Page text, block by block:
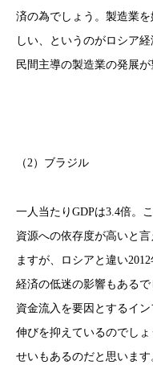
済の為でしょう。製造業
しい、というのがロシア
民間主導の製造業の発展が
（2）ブラジル
一人当たりGDPは3.4倍。
資源への依存度が高いと
ますが、ロシアと違い
経済の低迷の影響もある
資金流入を要因とするイ
伸びを抑えているのでし
せいもあるのだと思いま